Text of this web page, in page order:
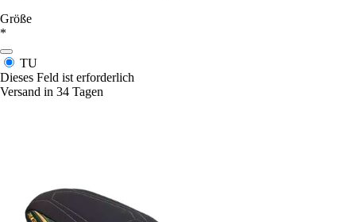
Größe
*
TU
Dieses Feld ist erforderlich
Versand in 34 Tagen